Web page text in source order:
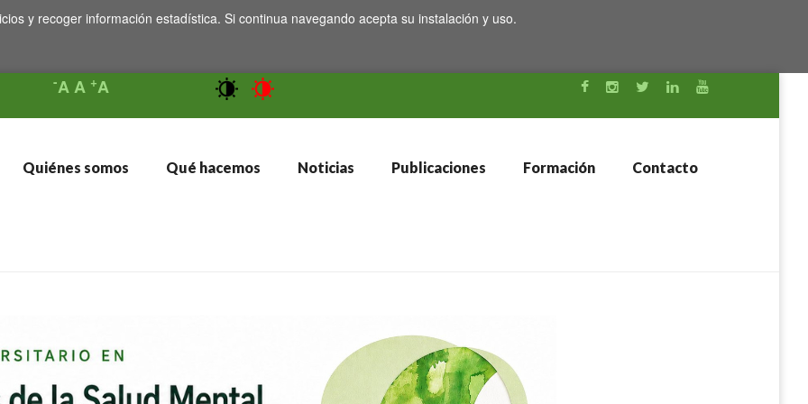
y recoger información estadística. Si continua navegando acepta su instalación y uso.
-AA +A
Quiénes somos Qué hacemos Noticias Publicaciones Formación Contacto